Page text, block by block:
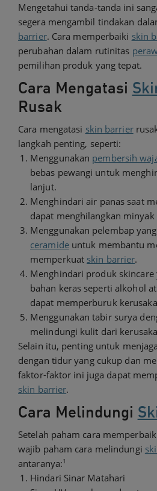
Mengetahui tanda-tanda ini
segera mengambil tindakan
barrier. Cara memperbaiki skin
perubahan dalam rutinitas
pemilihan produk yang tepat.
Cara Mengatasi
Rusak
Cara mengatasi skin barrier
langkah penting, seperti:
Menggunakan pembersih
bebas pewangi untuk
lanjut.
Menghindari air panas saat
dapat menghilangkan
Menggunakan pelembap
ceramideuntuk membantu
memperkuat skin barrier.
Menghindari produk skincare
bahan keras seperti alkohol
dapat memperburuk
Menggunakan tabir surya
melindungi kulit dari
Selain itu, penting untuk
dengan tidur yang cukup dan
faktor-faktor ini juga dapat
skin barrier.
Cara Melindungi
Setelah paham cara
wajib paham cara melindungi
antaranya:1
Hindari Sinar Matahari